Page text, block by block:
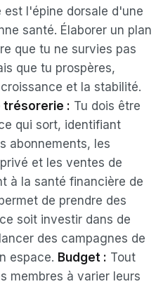
est l'épine dorsale d'une
santé. Élaborer un plan
que tu ne survies pas
que tu prospères,
et la stabilité.
trésorerie : Tu dois être
qui sort, identifiant
abonnements, les
et les ventes de
à la santé financière de
de prendre des
soit investir dans de
des campagnes de
espace. Budget : Tout
membres à varier leurs